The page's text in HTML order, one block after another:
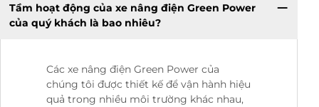
Tầm hoạt động của xe nâng điện Green Power
của quý khách là bao nhiêu?
Các xe nâng điện Green Power của
chúng tôi được thiết kế để vận hành hiệu
quả trong nhiều môi trường khác nhau,